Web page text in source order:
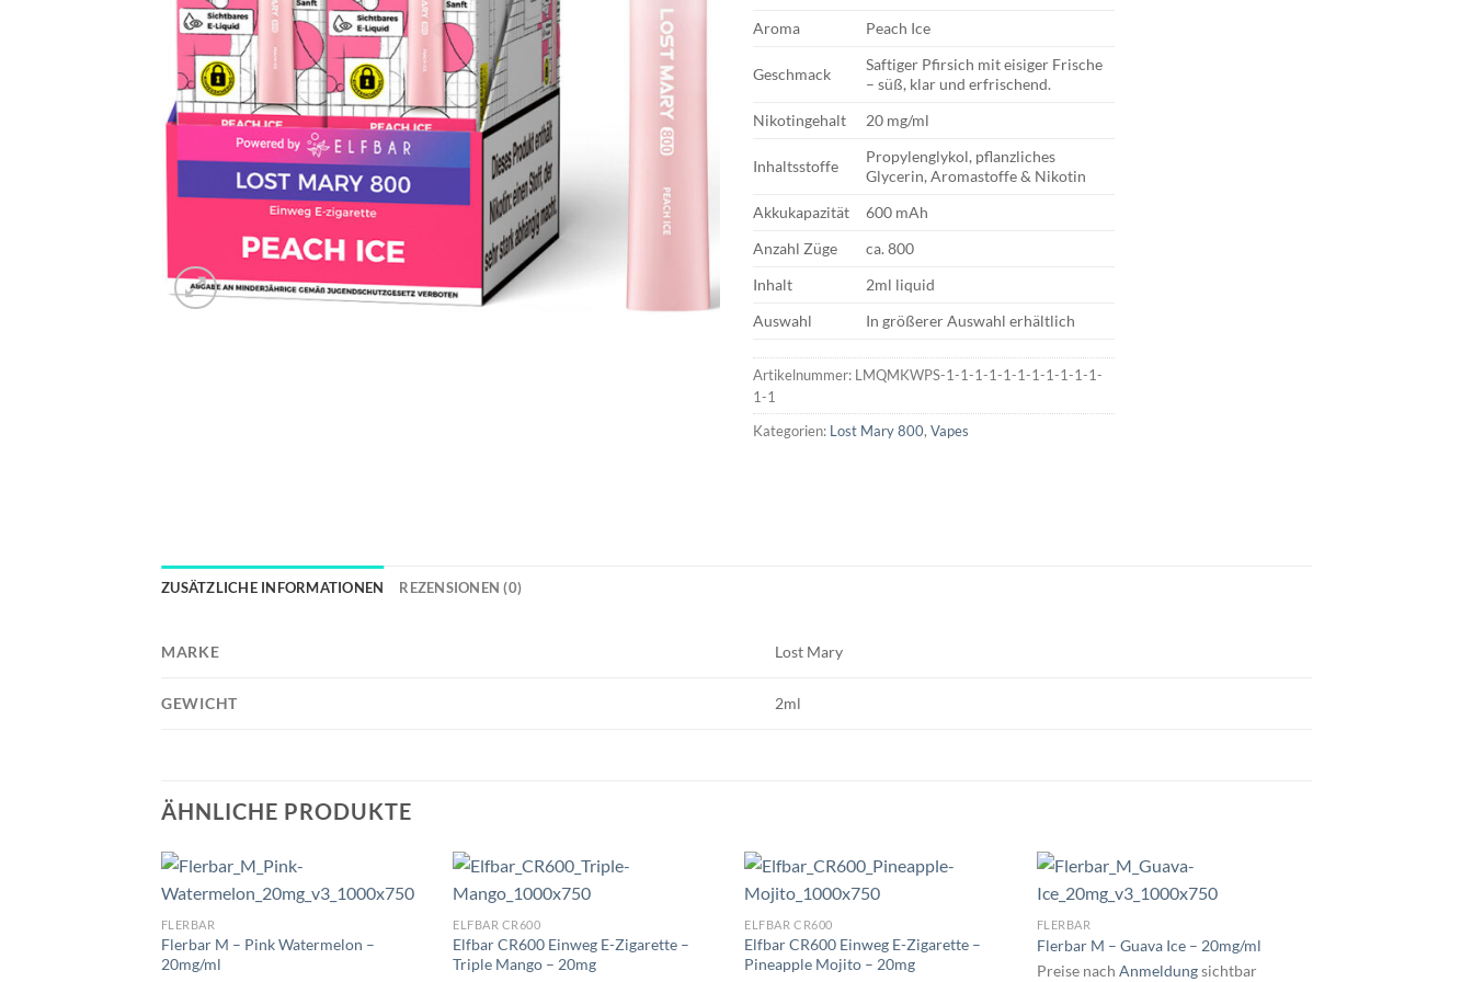
Aroma
Peach Ice
Geschmack
Saftiger Pfirsich mit eisiger Frische
– süß, klar und erfrischend.
Nikotingehalt
20 mg/ml
Inhaltsstoffe
Propylenglykol, pflanzliches
Glycerin, Aromastoffe & Nikotin
Akkukapazität
600 mAh
Anzahl Züge
ca. 800
Inhalt
2ml liquid
Auswahl
In größerer Auswahl erhältlich
Artikelnummer: LMQMKWPS-1-1-1-1-1-1-1-1-1-1-1-
1-1
Kategorien: Lost Mary 800, Vapes
ZUSÄTZLICHE INFORMATIONEN REZENSIONEN (0)
MARKE Lost Mary
GEWICHT 2ml
ÄHNLICHE PRODUKTE
FLERBAR
Flerbar M – Pink Watermelon –
20mg/ml
ELFBAR CR600
Elfbar CR600 Einweg E-Zigarette –
Triple Mango – 20mg
ELFBAR CR600
Elfbar CR600 Einweg E-Zigarette –
Pineapple Mojito – 20mg
FLERBAR
Flerbar M – Guava Ice – 20mg/ml
Preise nach Anmeldungsichtbar